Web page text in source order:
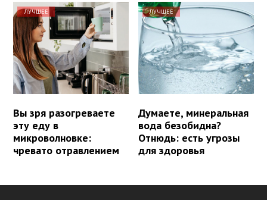
ЛУЧШЕЕ
Вы зря разогреваете
эту еду в
микроволновке:
чревато отравлением
ЛУЧШЕЕ
Думаете, минеральная
вода безобидна?
Отнюдь: есть угрозы
для здоровья